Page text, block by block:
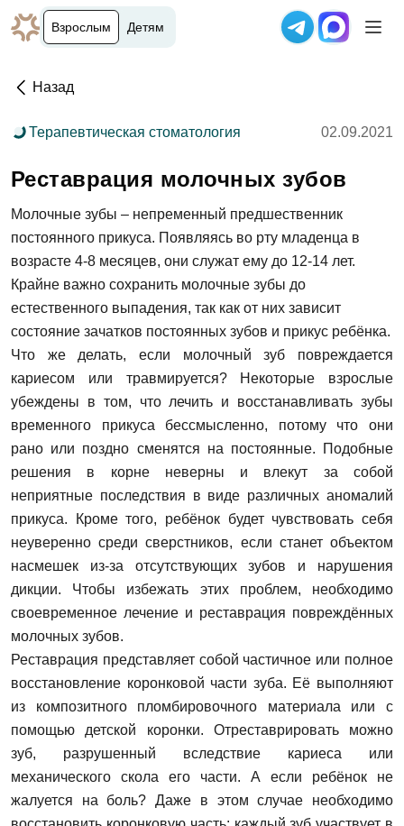
Взрослым Детям
Назад
Терапевтическая стоматология 02.09.2021
Реставрация молочных зубов
Молочные зубы – непременный предшественник
постоянного прикуса. Появляясь во рту младенца в
возрасте 4-8 месяцев, они служат ему до 12-14 лет.
Крайне важно сохранить молочные зубы до
естественного выпадения, так как от них зависит
состояние зачатков постоянных зубов и прикус ребёнка.
Что же делать, если молочный зуб повреждается
кариесом или травмируется? Некоторые взрослые
убеждены в том, что лечить и восстанавливать зубы
временного прикуса бессмысленно, потому что они
рано или поздно сменятся на постоянные. Подобные
решения в корне неверны и влекут за собой
неприятные последствия в виде различных аномалий
прикуса. Кроме того, ребёнок будет чувствовать себя
неуверенно среди сверстников, если станет объектом
насмешек из-за отсутствующих зубов и нарушения
дикции. Чтобы избежать этих проблем, необходимо
своевременное лечение и реставрация повреждённых
молочных зубов.
Реставрация представляет собой частичное или полное
восстановление коронковой части зуба. Её выполняют
из композитного пломбировочного материала или с
помощью детской коронки. Отреставрировать можно
зуб, разрушенный вследствие кариеса или
механического скола его части. А если ребёнок не
жалуется на боль? Даже в этом случае необходимо